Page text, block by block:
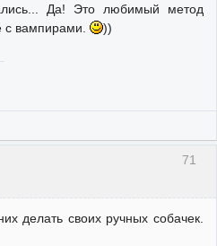
Да! Это любимый метод
с вампирами.
))
71
делать своих ручных собачек.